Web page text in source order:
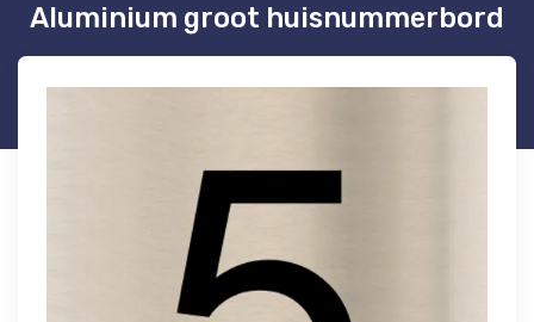
Aluminium groot huisnummerbord